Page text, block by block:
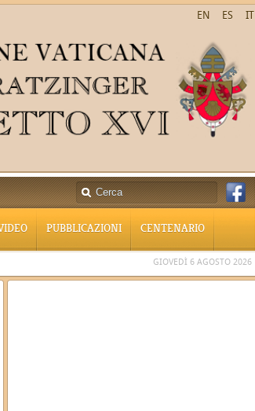
IT
ES
EN
PUBBLICAZIONI CENTENARIO
GIOVEDÌ 6 AGOSTO 2026